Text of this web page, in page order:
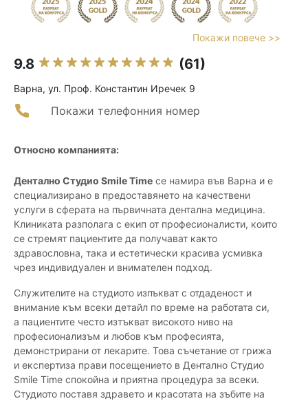
Покажи повече >>
9.8 (61)
Варна, ул. Проф. Константин Иречек 9
Покажи телефонния номер
Относно компанията:
Дентално Студио Smile Time се намира във Варна и е
специализирано в предоставянето на качествени
услуги в сферата на първичната дентална медицина.
Клиниката разполага с екип от професионалисти, които
се стремят пациентите да получават както
здравословна, така и естетически красива усмивка
чрез индивидуален и внимателен подход.
Служителите на студиото изпъкват с отдаденост и
внимание към всеки детайл по време на работата си,
а пациентите често изтъкват високото ниво на
професионализъм и любов към професията,
демонстрирани от лекарите. Това съчетание от грижа
и експертиза прави посещението в Дентално Студио
Smile Time спокойна и приятна процедура за всеки.
Студиото поставя здравето и красотата на зъбите на